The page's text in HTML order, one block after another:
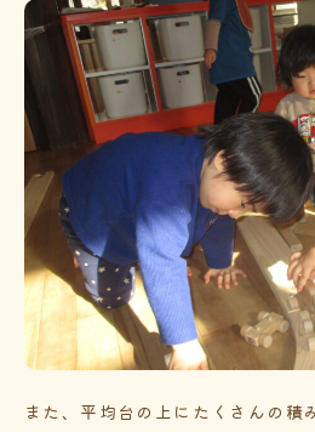
また、平均台の上にたくさんの積